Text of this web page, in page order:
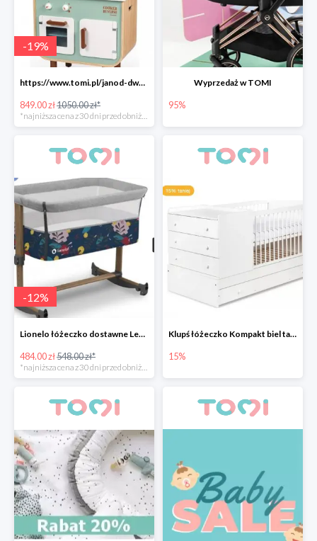
-19%
https://www.tomi.pl/janod-dwustronna-drewniana-kuchnia-z-pralka-2w1-z-dzwiekiem-swiatlem/
849.00 zł1050.00 zł*
*najniższa cena z 30 dni przed obniżką
Wyprzedaż w TOMI
95%
-12%
Lionelo łóżeczko dostawne Leonie Grey Stone -12%
484.00 zł548.00 zł*
Klupś łóżeczko Kompakt biel tanie 15%
15%